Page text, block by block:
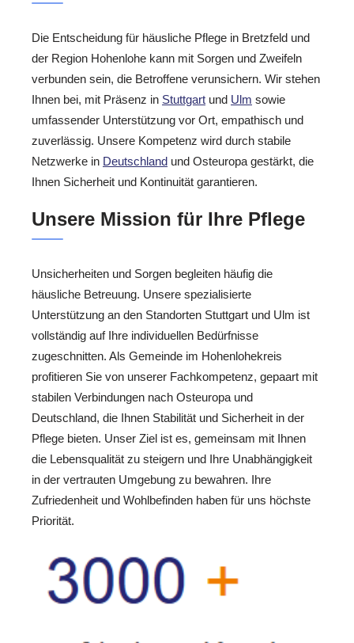
Die Entscheidung für häusliche Pflege in Bretzfeld und
der Region Hohenlohe kann mit Sorgen und Zweifeln
verbunden sein, die Betroffene verunsichern. Wir stehen
Ihnen bei, mit Präsenz in Stuttgart und Ulm sowie
umfassender Unterstützung vor Ort, empathisch und
zuverlässig. Unsere Kompetenz wird durch stabile
Netzwerke in Deutschland und Osteuropa gestärkt, die
Ihnen Sicherheit und Kontinuität garantieren.
Unsere Mission für Ihre Pflege
Unsicherheiten und Sorgen begleiten häufig die
häusliche Betreuung. Unsere spezialisierte
Unterstützung an den Standorten Stuttgart und Ulm ist
vollständig auf Ihre individuellen Bedürfnisse
zugeschnitten. Als Gemeinde im Hohenlohekreis
profitieren Sie von unserer Fachkompetenz, gepaart mit
stabilen Verbindungen nach Osteuropa und
Deutschland, die Ihnen Stabilität und Sicherheit in der
Pflege bieten. Unser Ziel ist es, gemeinsam mit Ihnen
die Lebensqualität zu steigern und Ihre Unabhängigkeit
in der vertrauten Umgebung zu bewahren. Ihre
Zufriedenheit und Wohlbefinden haben für uns höchste
Priorität.